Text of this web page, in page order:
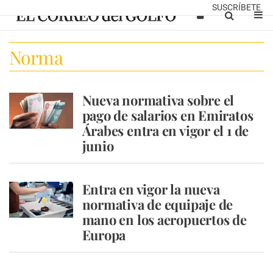
SUSCRÍBETE
Norma
Nueva normativa sobre el
pago de salarios en Emiratos
Árabes entra en vigor el 1 de
junio
Entra en vigor la nueva
normativa de equipaje de
mano en los aeropuertos de
Europa